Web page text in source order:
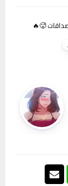
🥵🔥